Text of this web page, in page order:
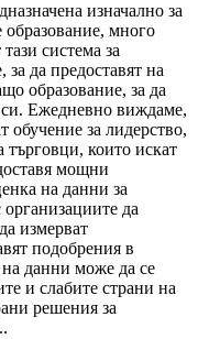
изначално за
много
система за
да предоставят на
образование, за да
Ежедневно виждаме,
обучение за лидерство,
които искат
мощни
на данни за
да
измерват
подобрения в
данни може да се
и слабите страни на
решения за